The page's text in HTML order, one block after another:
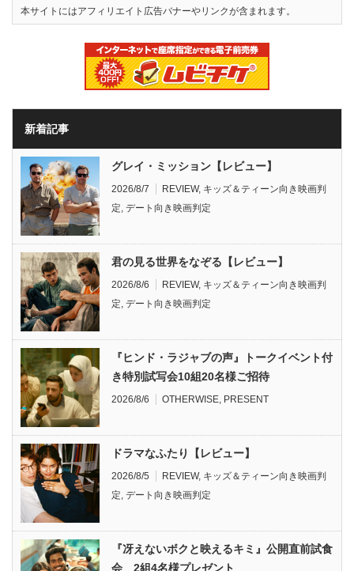
本サイトにはアフィリエイト広告バナーやリンクが含まれます。
新着記事
グレイ・ミッション【レビュー】
2026/8/7 REVIEW, キッズ＆ティーン向き映画判
定 デート向き映画判定
君の見る世界をなぞる【レビュー】
2026/8/6 REVIEW, キッズ＆ティーン向き映画判
定 デート向き映画判定
『ヒンド・ラジャブの声』トークイベント付
き特別試写会10組20名様ご招待
2026/8/6 OTHERWISE PRESENT
ドラマなふたり【レビュー】
2026/8/5 REVIEW, キッズ＆ティーン向き映画判
定 デート向き映画判定
『冴えないボクと映えるキミ』公開直前試食
会 2組4名様プレゼント